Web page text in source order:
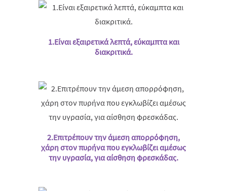
1.Είναι εξαιρετικά λεπτά, εύκαμπτα και
διακριτικά.
2.Επιτρέπουν την άμεση απορρόφηση,
χάρη στον πυρήνα που εγκλωβίζει αμέσως
την υγρασία, για αίσθηση φρεσκάδας.